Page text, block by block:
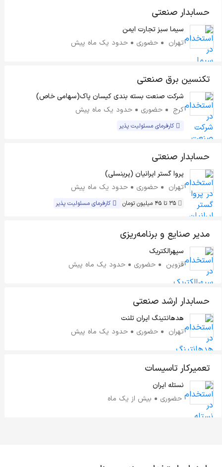
حسابدار صنعتی
سیما سبز تجارت ایمن
تهران
حضوری حدود یک ماه پیش
تکنسین برق صنعتی
شرکت صنعت بسته بندی کیسان پاک(سهامی خاص)
کرج
حضوری حدود یک ماه پیش
کارفرمای مسئولیت پذیر
حسابدار صنعتی
پروا گستر ایرانیان (پرینسلی)
تهران
حضوری حدود یک ماه پیش
35 تا 45 میلیون تومان کارفرمای مسئولیت پذیر
مدیر صنایع و برنامه‌ریزی
سپهرالکتریک
قزوین
حضوری حدود یک ماه پیش
حسابدار ارشد صنعتی
هدهانتینگ ایران تلنت
تهران
حضوری حدود یک ماه پیش
تعمیرکار تاسیسات
نستله ایران
حضوری
بیش از یک ماه